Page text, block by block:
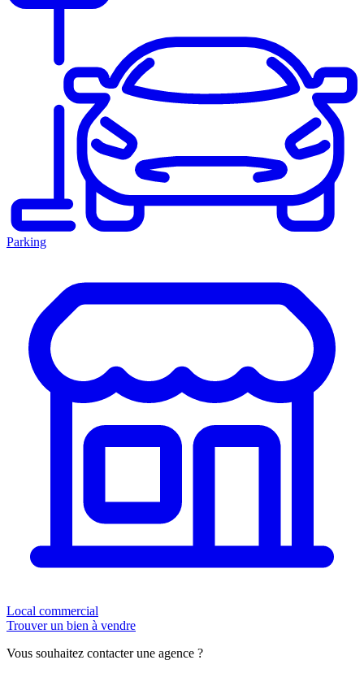
Parking
Local commercial
Trouver un bien à vendre
Vous souhaitez contacter une agence ?